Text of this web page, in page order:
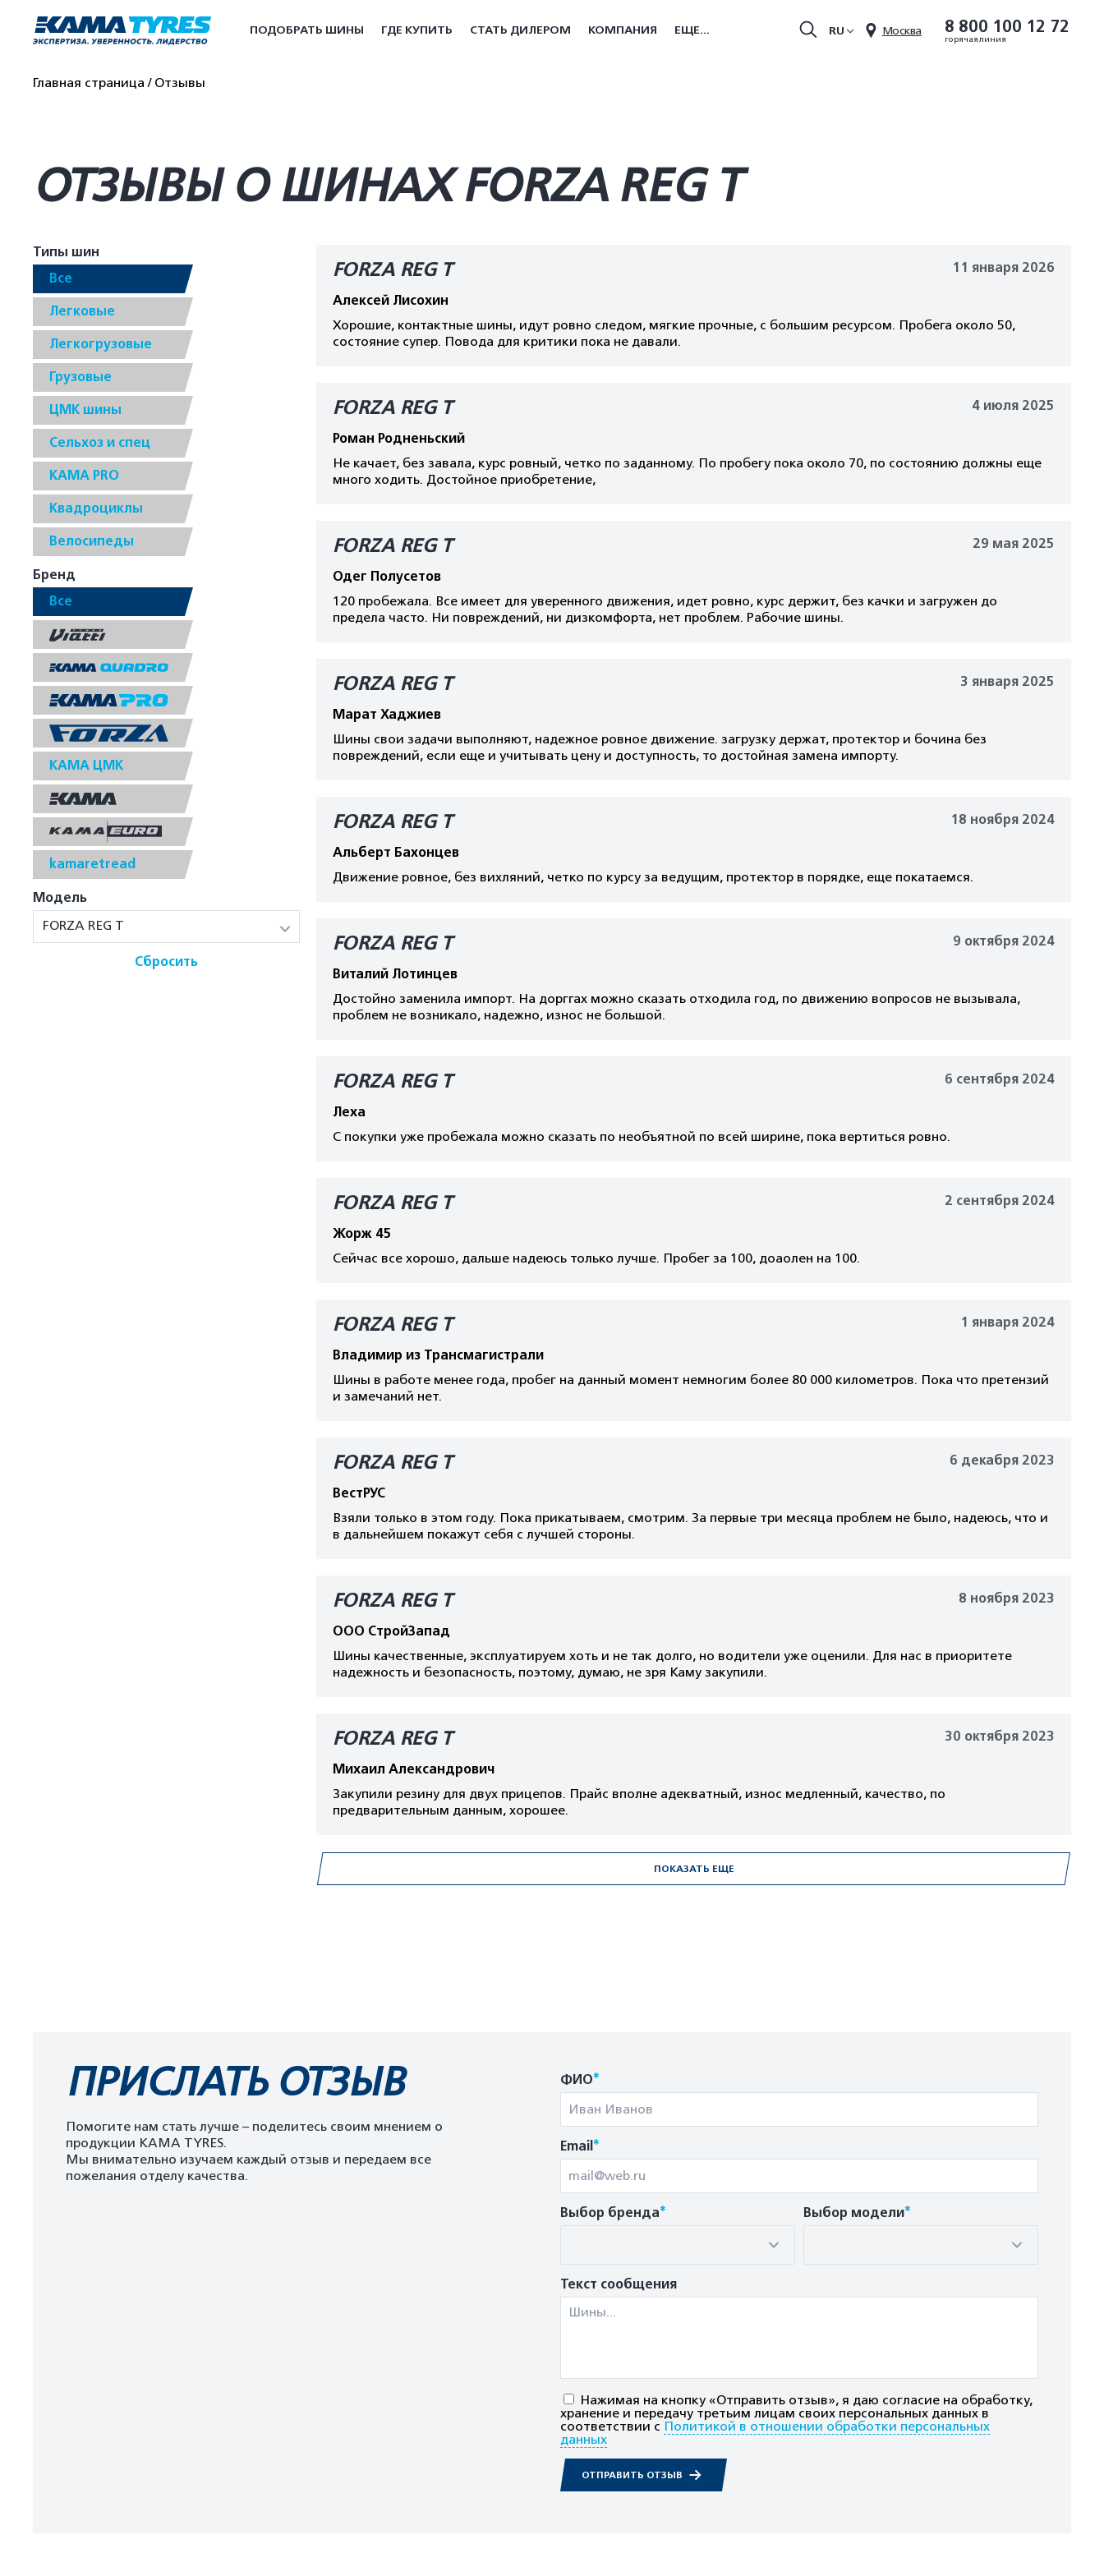
8 800 100 12 72
горячая линия
Москва
RU
ПОДОБРАТЬ ШИНЫ ГДЕ КУПИТЬ СТАТЬ ДИЛЕРОМ КОМПАНИЯ ЕЩЕ...
Главная страница Отзывы
ОТЗЫВЫ О ШИНАХ FORZA REG T
Типы шин
Все
Легковые
Легкогрузовые
Грузовые
ЦМК шины
Сельхоз и спец
КАМА PRO
Квадроциклы
Велосипеды
Бренд
Все
КАМА ЦМК
kamaretread
Модель
FORZA REG T
Сбросить
FORZA REG T
Алексей Лисохин
11 января 2026
Хорошие, контактные шины, идут ровно следом, мягкие прочные, с большим ресурсом. Пробега около 50,
состояние супер. Повода для критики пока не давали.
FORZA REG T
Роман Родненьский
4 июля 2025
Не качает, без завала, курс ровный, четко по заданному. По пробегу пока около 70, по состоянию должны еще
много ходить. Достойное приобретение,
FORZA REG T
Одег Полусетов
29 мая 2025
120 пробежала. Все имеет для уверенного движения, идет ровно, курс держит, без качки и загружен до
предела часто. Ни повреждений, ни дизкомфорта, нет проблем. Рабочие шины.
FORZA REG T
Марат Хаджиев
3 января 2025
Шины свои задачи выполняют, надежное ровное движение. загрузку держат, протектор и бочина без
повреждений, если еще и учитывать цену и доступность, то достойная замена импорту.
FORZA REG T
Альберт Бахонцев
18 ноября 2024
Движение ровное, без вихляний, четко по курсу за ведущим, протектор в порядке, еще покатаемся.
FORZA REG T
Виталий Лотинцев
9 октября 2024
Достойно заменила импорт. На дорггах можно сказать отходила год, по движению вопросов не вызывала,
проблем не возникало, надежно, износ не большой.
FORZA REG T
Леха
6 сентября 2024
С покупки уже пробежала можно сказать по необъятной по всей ширине, пока вертиться ровно.
FORZA REG T
Жорж 45
2 сентября 2024
Сейчас все хорошо, дальше надеюсь только лучше. Пробег за 100, доаолен на 100.
FORZA REG T
Владимир из Трансмагистрали
1 января 2024
Шины в работе менее года, пробег на данный момент немногим более 80 000 километров. Пока что претензий
и замечаний нет.
FORZA REG T
ВестРУС
6 декабря 2023
Взяли только в этом году. Пока прикатываем, смотрим. За первые три месяца проблем не было, надеюсь, что и
в дальнейшем покажут себя с лучшей стороны.
FORZA REG T
ООО СтройЗапад
8 ноября 2023
Шины качественные, эксплуатируем хоть и не так долго, но водители уже оценили. Для нас в приоритете
надежность и безопасность, поэтому, думаю, не зря Каму закупили.
FORZA REG T
Михаил Александрович
30 октября 2023
Закупили резину для двух прицепов. Прайс вполне адекватный, износ медленный, качество, по
предварительным данным, хорошее.
ПОКАЗАТЬ ЕЩЕ
ПРИСЛАТЬ ОТЗЫВ
Помогите нам стать лучше – поделитесь своим мнением о
продукции KAMA TYRES.
Мы внимательно изучаем каждый отзыв и передаем все
пожелания отделу качества.
ФИО*
Email*
Выбор бренда* Выбор модели*
Текст сообщения
Нажимая на кнопку «Отправить отзыв», я даю согласие на обработку,
хранение и передачу третьим лицам своих персональных данных в
соответствии с Политикой в отношении обработки персональных
данных
ОТПРАВИТЬ ОТЗЫВ